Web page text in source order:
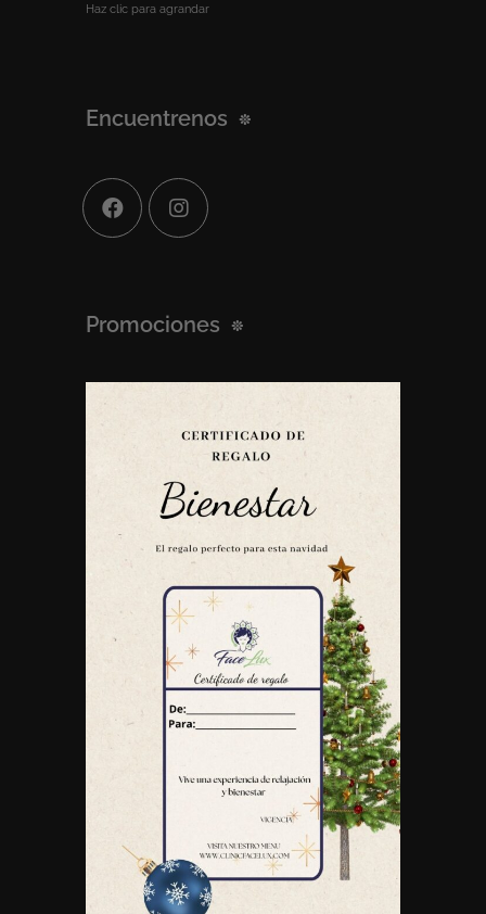
Haz clic para agrandar
Encuentrenos
Promociones